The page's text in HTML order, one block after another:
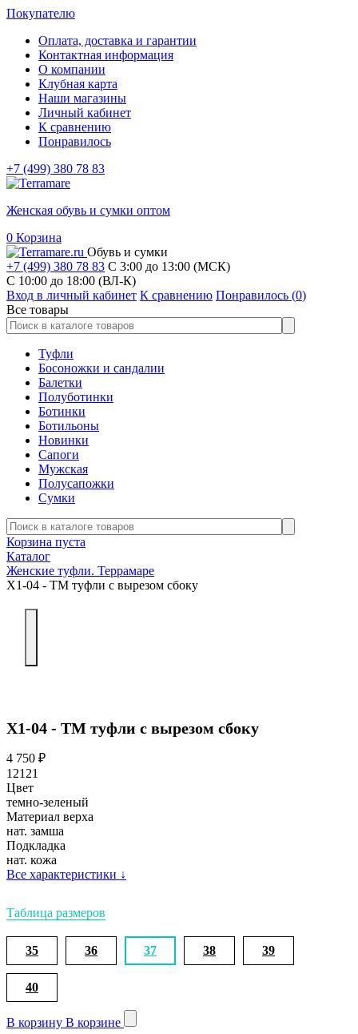
Покупателю
Оплата, доставка и гарантии
Контактная информация
О компании
Клубная карта
Наши магазины
Личный кабинет
К сравнению
Понравилось
+7 (499) 380 78 83
Женская обувь и сумки оптом
0 Корзина
Обувь и сумки
+7 (499) 380 78 83 С 3:00 до 13:00 (МСК)
C 10:00 до 18:00 (ВЛ-К)
Вход в личный кабинет К сравнению Понравилось (0)
Все товары
Туфли
Босоножки и сандалии
Балетки
Полуботинки
Ботинки
Ботильоны
Новинки
Сапоги
Мужская
Полусапожки
Сумки
Корзина пуста
Каталог
Женские туфли. Террамаре
Х1-04 - ТМ туфли с вырезом сбоку
Х1-04 - ТМ туфли с вырезом сбоку
4 750 ₽
12121
Цвет
темно-зеленый
Материал верха
нат. замша
Подкладка
нат. кожа
Все характеристики ↓
Таблица размеров
35 36 37 38 39
40
В корзину В корзине